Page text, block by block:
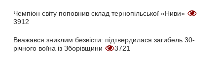
Чемпіон світу поповнив склад тернопільської «Ниви»
3912
Вважався зниклим безвісти: підтвердилася загибель 30-
річного воїна із Зборівщини
3721